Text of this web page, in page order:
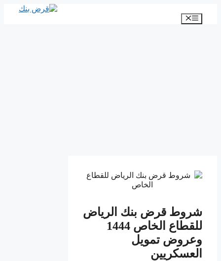
المحتوى
القائمة
شروط قرض بنك الرياض
للقطاع الخاص 1444
وعروض تمويل
العسكريين